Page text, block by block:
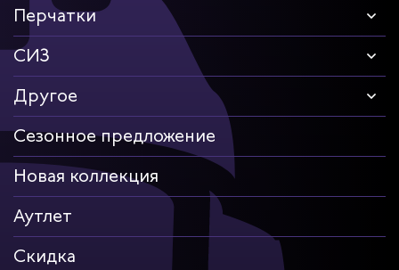
Перчатки
СИЗ
Другое
Сезонное предложение
Новая коллекция
Аутлет
Скидка